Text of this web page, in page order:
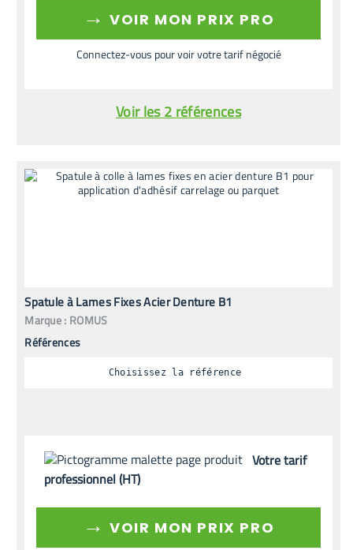
→ VOIR MON PRIX PRO
Connectez-vous pour voir votre tarif négocié
Voir les 2 références
Spatule à Lames Fixes Acier Denture B1
Marque : ROMUS
Références
Choisissez la référence
Votre tarif
professionnel (HT)
→ VOIR MON PRIX PRO